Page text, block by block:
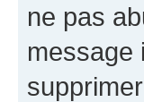
ne pas
message